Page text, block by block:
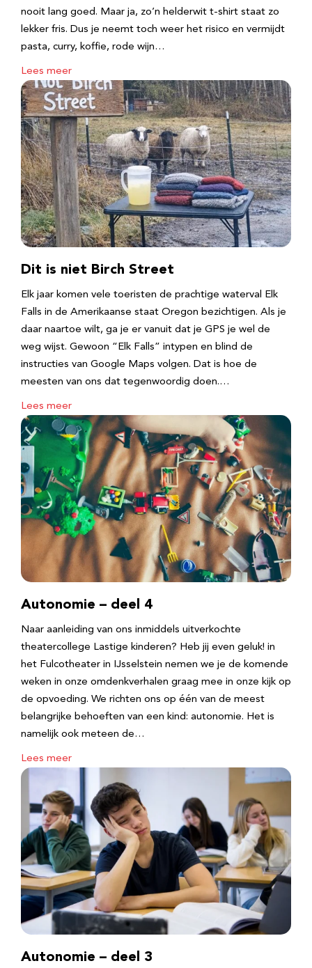
nooit lang goed. Maar ja, zo’n helderwit t-shirt staat zo
lekker fris. Dus je neemt toch weer het risico en vermijdt
pasta, curry, koffie, rode wijn…
Lees meer
Dit is niet Birch Street
Elk jaar komen vele toeristen de prachtige waterval Elk
Falls in de Amerikaanse staat Oregon bezichtigen. Als je
daar naartoe wilt, ga je er vanuit dat je GPS je wel de
weg wijst. Gewoon “Elk Falls” intypen en blind de
instructies van Google Maps volgen. Dat is hoe de
meesten van ons dat tegenwoordig doen.…
Lees meer
Autonomie – deel 4
Naar aanleiding van ons inmiddels uitverkochte
theatercollege Lastige kinderen? Heb jij even geluk! in
het Fulcotheater in IJsselstein nemen we je de komende
weken in onze omdenkverhalen graag mee in onze kijk op
de opvoeding. We richten ons op één van de meest
belangrijke behoeften van een kind: autonomie. Het is
namelijk ook meteen de…
Lees meer
Autonomie – deel 3